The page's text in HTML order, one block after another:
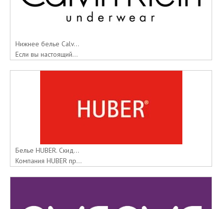
Нижнее белье Calv...
Если вы настоящий...
Белье HUBER. Скид...
Компания HUBER пр...